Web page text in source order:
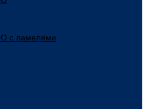
с ламелями